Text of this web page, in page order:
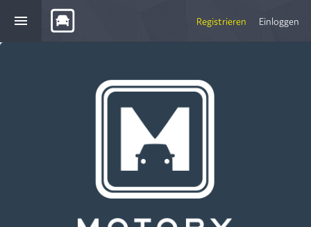
menu Registrieren Einloggen